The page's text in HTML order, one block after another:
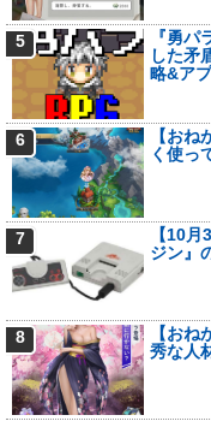
5
『勇
した矛
略&アプ
6
【お
く使っ
7
【10
ジン』
8
【お
秀な人